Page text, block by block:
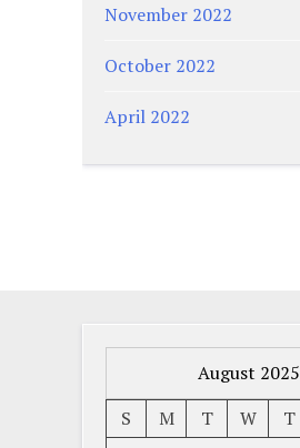
November 2022
October 2022
April 2022
August 2025
S
M T W T